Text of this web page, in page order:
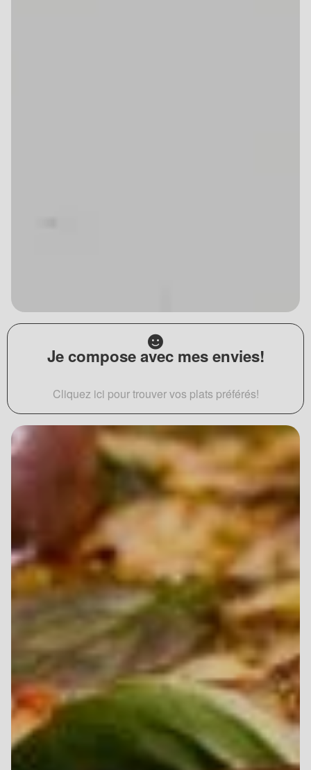
Je compose avec mes envies!
Cliquez ici pour trouver vos plats préférés!